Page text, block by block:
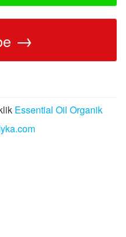
→
Essential Oil Organik